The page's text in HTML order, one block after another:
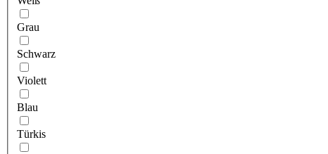
Grau
Schwarz
Violett
Blau
Türkis